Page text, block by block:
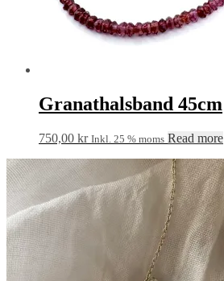
Granathalsband 45cm
750,00 kr Inkl. 25 % moms Read more